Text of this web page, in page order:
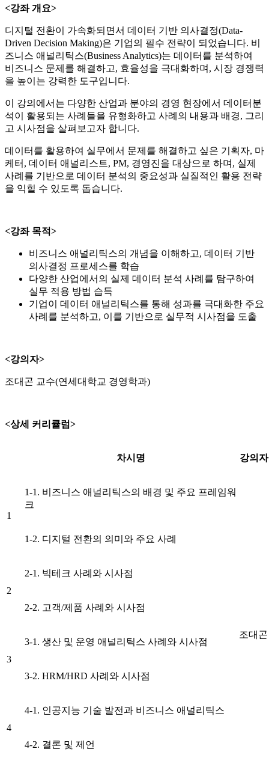
<강좌 개요>
디지털 전환이 가속화되면서 데이터 기반 의사결정(Data-
Driven Decision Making)은 기업의 필수 전략이 되었습니다. 비
즈니스 애널리틱스(Business Analytics)는 데이터를 분석하여
비즈니스 문제를 해결하고, 효율성을 극대화하며, 시장 경쟁력
을 높이는 강력한 도구입니다.
이 강의에서는 다양한 산업과 분야의 경영 현장에서 데이터분
석이 활용되는 사례들을 유형화하고 사례의 내용과 배경, 그리
고 시사점을 살펴보고자 합니다.
데이터를 활용하여 실무에서 문제를 해결하고 싶은 기획자, 마
케터, 데이터 애널리스트, PM, 경영진을 대상으로 하며, 실제
사례를 기반으로 데이터 분석의 중요성과 실질적인 활용 전략
을 익힐 수 있도록 돕습니다.
<강좌 목적>
비즈니스 애널리틱스의 개념을 이해하고, 데이터 기반
의사결정 프로세스를 학습
다양한 산업에서의 실제 데이터 분석 사례를 탐구하여
실무 적용 방법 습득
기업이 데이터 애널리틱스를 통해 성과를 극대화한 주요
사례를 분석하고, 이를 기반으로 실무적 시사점을 도출
<강의자>
조대곤 교수(연세대학교 경영학과)
<상세 커리큘럼>
차시명 강의자
1
1-1. 비즈니스 애널리틱스의 배경 및 주요 프레임워
크
조대곤
1-2. 디지털 전환의 의미와 주요 사례
2
2-1. 빅테크 사례와 시사점
2-2. 고객/제품 사례와 시사점
3
3-1. 생산 및 운영 애널리틱스 사례와 시사점
3-2. HRM/HRD 사례와 시사점
4
4-1. 인공지능 기술 발전과 비즈니스 애널리틱스
4-2. 결론 및 제언